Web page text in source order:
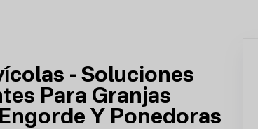
- Soluciones
Para Granjas
Y Ponedoras